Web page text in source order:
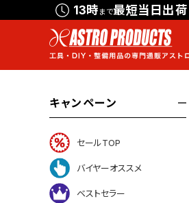
13時まで最短当日出荷
キャンペーン
セールTOP
バイヤーオススメ
ベストセラー